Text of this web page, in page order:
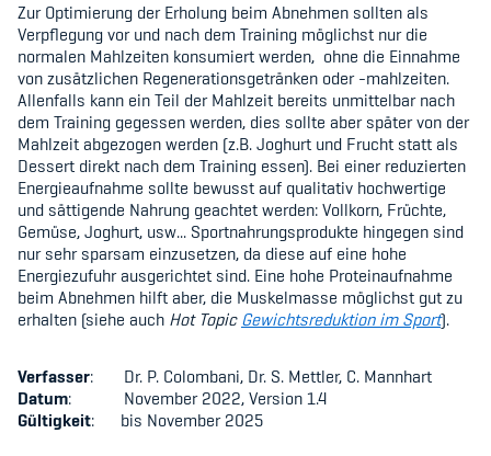
Zur Optimierung der Erholung beim Abnehmen sollten als
Verpflegung vor und nach dem Training möglichst nur die
normalen Mahlzeiten konsumiert werden, ohne die Einnahme
von zusätzlichen Regenerationsgetränken oder -mahlzeiten.
Allenfalls kann ein Teil der Mahlzeit bereits unmittelbar nach
dem Training gegessen werden, dies sollte aber später von der
Mahlzeit abgezogen werden (z.B. Joghurt und Frucht statt als
Dessert direkt nach dem Training essen). Bei einer reduzierten
Energieaufnahme sollte bewusst auf qualitativ hochwertige
und sättigende Nahrung geachtet werden: Vollkorn, Früchte,
Gemüse, Joghurt, usw... Sportnahrungsprodukte hingegen sind
nur sehr sparsam einzusetzen, da diese auf eine hohe
Energiezufuhr ausgerichtet sind. Eine hohe Proteinaufnahme
beim Abnehmen hilft aber, die Muskelmasse möglichst gut zu
erhalten (siehe auch Hot TopicGewichtsreduktion im Sport).
Verfasser: Dr. P. Colombani, Dr. S. Mettler, C. Mannhart
Datum: November 2022, Version 1.4
Gültigkeit: bis November 2025